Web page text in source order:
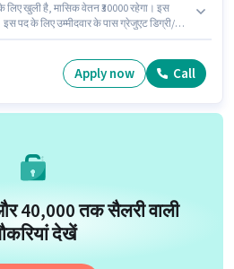
लिए खुली है, मासिक वेतन ₹30000 रहेगा। इस
पद के लिए उम्मीदवार के पास ग्रेजुएट डिग्री/
Limited फ़ील्ड सेल्स श्रेणी में FMCG फील्ड
से हायर कर रहा है।
Apply now Call
₹40,000 तक सैलरी वाली
देखें